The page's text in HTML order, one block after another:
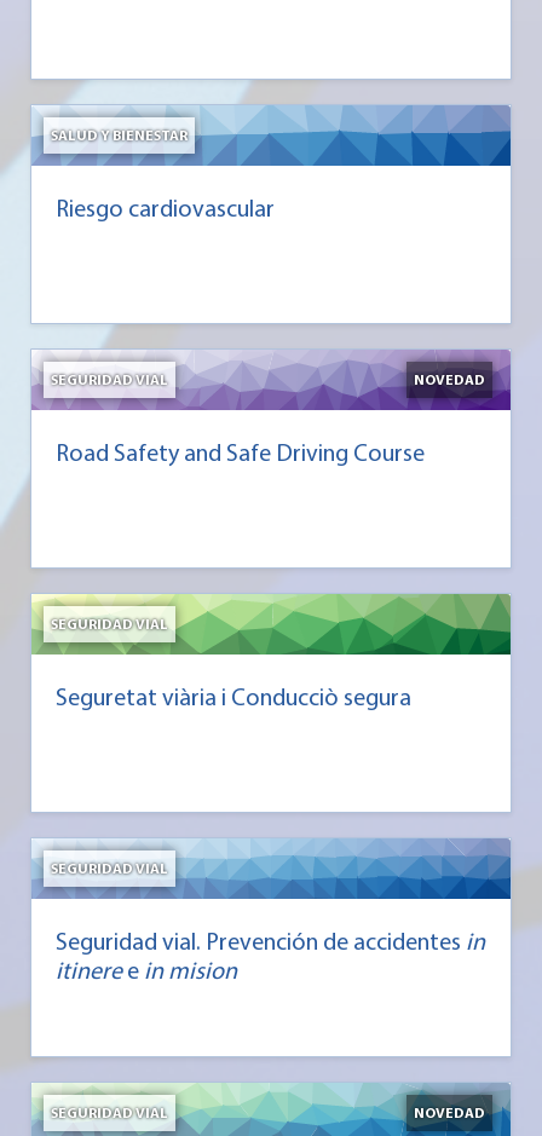
SALUD Y BIENESTAR
Riesgo cardiovascular
SEGURIDAD VIAL NOVEDAD
Road Safety and Safe Driving Course
SEGURIDAD VIAL NOVEDAD
SEGURIDAD VIAL
Seguretat viària i Conducciò segura
SEGURIDAD VIAL
Seguridad vial. Prevención de accidentes in
itineree in mision